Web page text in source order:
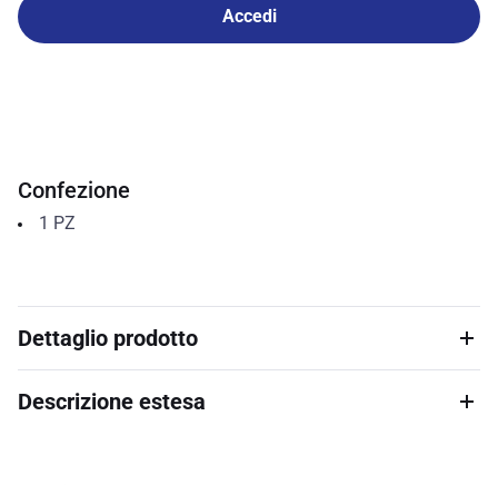
Accedi
Confezione
1 PZ
Dettaglio prodotto
Descrizione estesa